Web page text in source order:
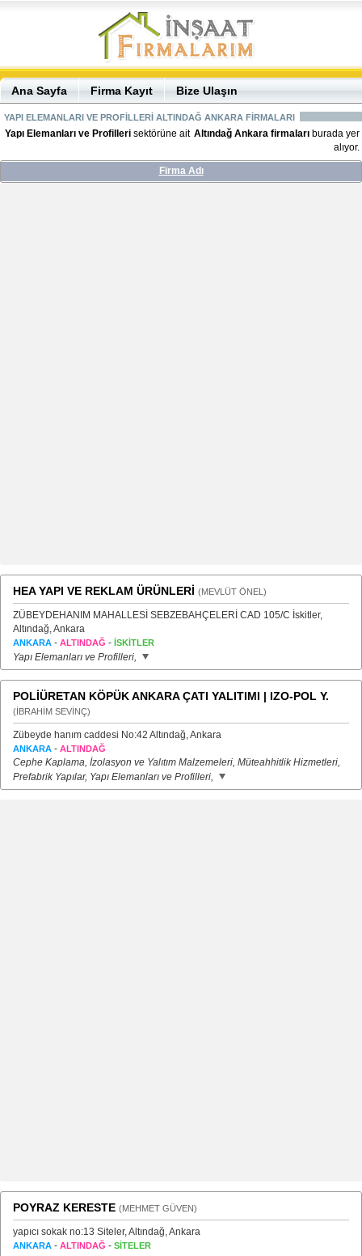
Ana Sayfa Firma Kayıt Bize Ulaşın
YAPI ELEMANLARI VE PROFİLLERİ ALTINDAĞ ANKARA FİRMALARI
Yapı Elemanları ve Profilleri sektörüne ait Altındağ Ankara firmaları burada yer
alıyor.
Firma Adı
HEA YAPI VE REKLAM ÜRÜNLERİ (MEVLÜT ÖNEL)
ZÜBEYDEHANIM MAHALLESİ SEBZEBAHÇELERİ CAD 105/C İskitler,
Altındağ, Ankara
ANKARA - ALTINDAĞ - İSKİTLER
Yapı Elemanları ve Profilleri,
POLİÜRETAN KÖPÜK ANKARA ÇATI YALITIMI | IZO-POL Y.
(İBRAHİM SEVİNÇ)
Zübeyde hanım caddesi No:42 Altındağ, Ankara
ANKARA - ALTINDAĞ
Cephe Kaplama, İzolasyon ve Yalıtım Malzemeleri, Müteahhitlik Hizmetleri,
Prefabrik Yapılar, Yapı Elemanları ve Profilleri,
POYRAZ KERESTE (MEHMET GÜVEN)
yapıcı sokak no:13 Siteler, Altındağ, Ankara
ANKARA - ALTINDAĞ - SİTELER